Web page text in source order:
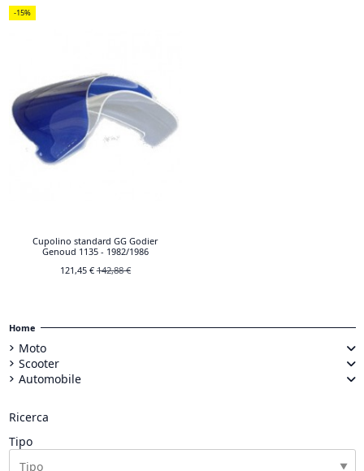
-15%
Cupolino standard GG Godier
Genoud 1135 - 1982/1986
121,45 €142,88 €
Home
Moto
Scooter
Automobile
Ricerca
Tipo
▼